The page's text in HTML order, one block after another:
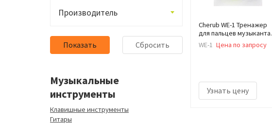
Производитель
Музыкальные
инструменты
Клавишные инструменты
Гитары
Cherub WE-1 Тренажер
для пальцев музыканта.
WE-1 Цена по запросу
Узнать цену